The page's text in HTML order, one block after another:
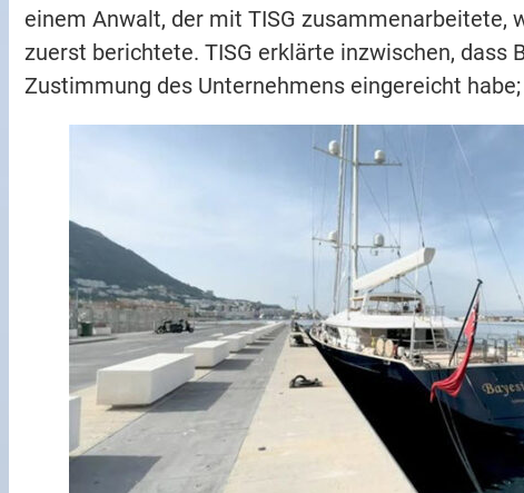
einem Anwalt, der mit TISG
zuerst berichtete. TISG erklärte inzwischen, dass
Zustimmung des Unternehmens eingereicht